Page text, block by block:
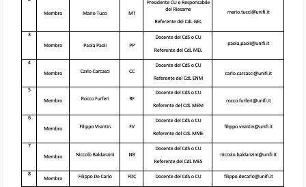
Per Laurearsi
Orario e calendari